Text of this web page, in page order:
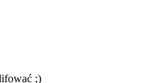
;)